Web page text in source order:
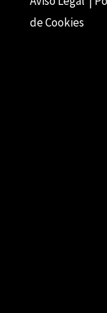
de Cookies